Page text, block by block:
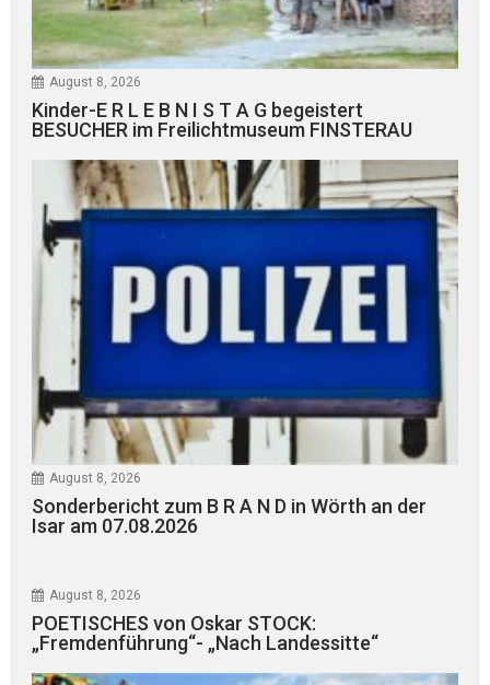
August 8, 2026
Kinder-E R L E B N I S T A G begeistert
BESUCHER im Freilichtmuseum FINSTERAU
August 8, 2026
Sonderbericht zum B R A N D in Wörth an der
Isar am 07.08.2026
August 8, 2026
POETISCHES von Oskar STOCK:
„Fremdenführung“- „Nach Landessitte“